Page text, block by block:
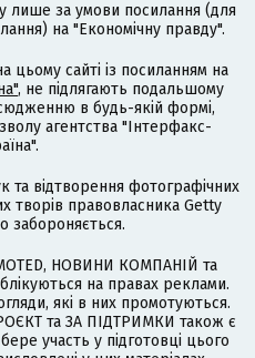
лише за умови посилання (для
на "Економічну правду".
цьому сайті із посиланням на
, не підлягають подальшому
в будь-якій формі,
агентства "Інтерфакс-
та відтворення фотографічних
творів правовласника Getty
забороняється.
НОВИНИ КОМПАНІЙ та
на правах реклами.
які в них промотуються.
та ЗА ПІДТРИМКИ також є
участь у підготовці цього